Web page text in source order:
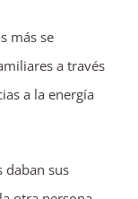
más se
a través
a la energía
daban sus